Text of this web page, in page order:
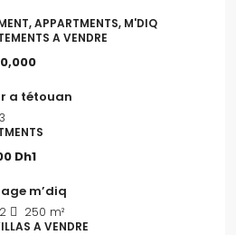
APPARTMENTS, M'DIQ
A VENDRE
a tétouan
3
Dh1
m’diq
2 250 m²
A VENDRE